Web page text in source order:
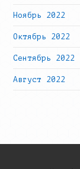
Ноябрь 2022
Октябрь 2022
Сентябрь 2022
Август 2022